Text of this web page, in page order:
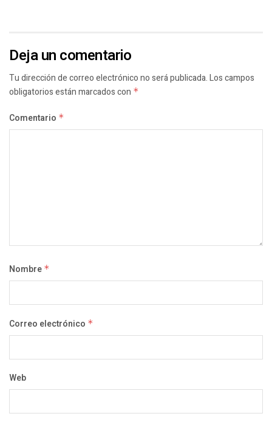
Deja un comentario
Tu dirección de correo electrónico no será publicada.Los campos
obligatorios están marcados con *
Comentario *
Nombre *
Correo electrónico *
Web